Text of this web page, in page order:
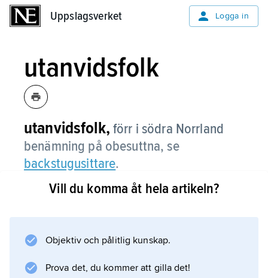
Uppslagsverket Logga in
utanvidsfolk
utanvidsfolk, förr i södra Norrland
benämning på obesuttna, se
backstugusittare.
Information om artikeln
Vill du komma åt hela artikeln?
Objektiv och pålitlig kunskap.
Prova det, du kommer att gilla det!